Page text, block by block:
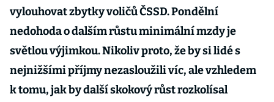
vylouhovat zbytky voličů ČSSD. Pondělní
nedohoda o dalším růstu minimální mzdy je
světlou výjimkou. Nikoliv proto, že by si lidé s
nejnižšími příjmy nezasloužili víc, ale vzhledem
k tomu, jak by další skokový růst rozkolísal